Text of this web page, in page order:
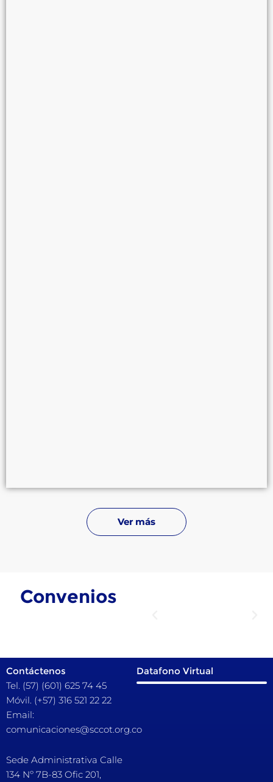
Ver más
Convenios
Contáctenos
Tel. (57) (601) 625 74 45
Móvil. (+57) 316 521 22 22
Email:
comunicaciones@sccot.org.co
Sede Administrativa Calle
134 Nº 7B-83 Ofic 201,
Datafono Virtual